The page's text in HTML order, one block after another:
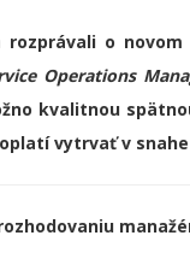
rozprávali o
Operations
kvalitnou
vytrvať v